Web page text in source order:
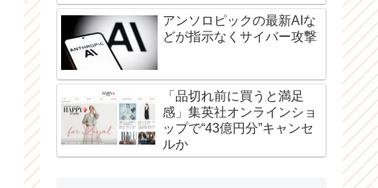
アンソロピックの最新AIな
どが指示なくサイバー攻撃
「品切れ前に買うと満足
感」集英社オンラインショ
ップで“43億円分”キャンセ
ルか